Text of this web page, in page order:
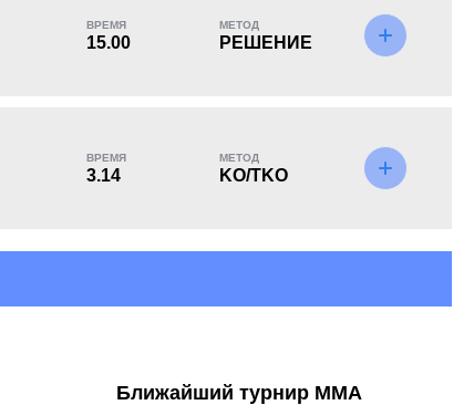
ВРЕМЯ
15.00
МЕТОД
РЕШЕНИЕ
ВРЕМЯ
3.14
МЕТОД
KO/TKO
Ближайший турнир ММА